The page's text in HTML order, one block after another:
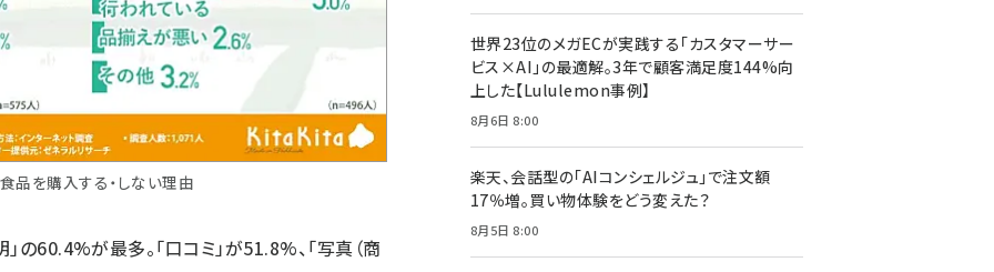
品を購入する・しない理由
の60.4%が最多。「口コミ」が51.8%、「写真（商
世界23位のメガECが実践する「カスタマーサー
ビス×AI」の最適解。3年で顧客満足度144%向
上した【Lululemon事例】
8月6日 8:00
楽天、会話型の「AIコンシェルジュ」で注文額
17％増。買い物体験をどう変えた？
8月5日 8:00